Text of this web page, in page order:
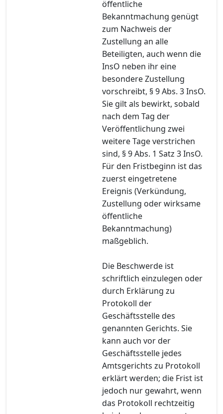
öffentliche
Bekanntmachung genügt
zum Nachweis der
Zustellung an alle
Beteiligten, auch wenn die
InsO neben ihr eine
besondere Zustellung
vorschreibt, § 9 Abs. 3 InsO.
Sie gilt als bewirkt, sobald
nach dem Tag der
Veröffentlichung zwei
weitere Tage verstrichen
sind, § 9 Abs. 1 Satz 3 InsO.
Für den Fristbeginn ist das
zuerst eingetretene
Ereignis (Verkündung,
Zustellung oder wirksame
öffentliche
Bekanntmachung)
maßgeblich.
Die Beschwerde ist
schriftlich einzulegen oder
durch Erklärung zu
Protokoll der
Geschäftsstelle des
genannten Gerichts. Sie
kann auch vor der
Geschäftsstelle jedes
Amtsgerichts zu Protokoll
erklärt werden; die Frist ist
jedoch nur gewahrt, wenn
das Protokoll rechtzeitig